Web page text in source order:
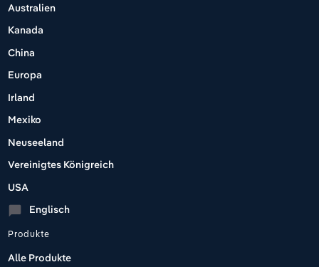
Australien
Kanada
China
Europa
Irland
Mexiko
Neuseeland
Vereinigtes Königreich
USA
chat_bubble Englisch
Produkte
Alle Produkte